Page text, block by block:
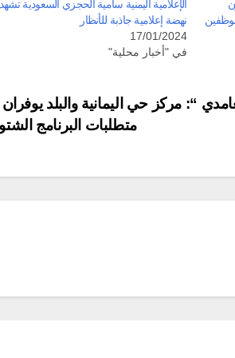
الإعلامية اليمنية سامية الحجزي السعودية تشهد
نهضة إعلامية جاذبة للأنظار
17/01/2024
في "أخبار محلية"
“: مركز حي اليمانية والبلد
متطلبات البرنامج